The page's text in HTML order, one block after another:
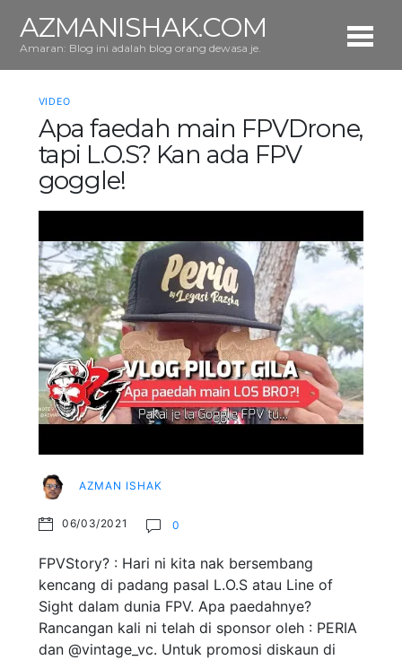
AZMANISHAK.COM
Amaran: Blog ini adalah blog orang dewasa je.
VIDEO
Apa faedah main FPVDrone,
tapi L.O.S? Kan ada FPV
goggle!
AZMAN ISHAK
06/03/2021 0
FPVStory? : Hari ni kita nak bersembang
kencang di padang pasal L.O.S atau Line of
Sight dalam dunia FPV. Apa paedahnye?
Rancangan kali ni telah di sponsor oleh : PERIA
dan @vintage_vc. Untuk promosi diskaun di